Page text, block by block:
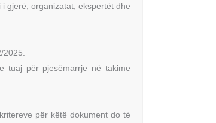
gjerë, organizatat, ekspertët dhe
tuaj për pjesëmarrje në takime
për këtë dokument do të